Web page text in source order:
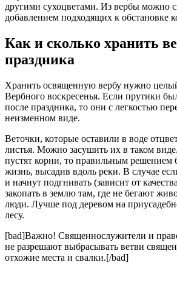
другими сухоцветами. Из вербы можно
добавлением подходящих к обстановке
Как и сколько хранить
праздника
Хранить освященную вербу нужно
Вербного воскресенья. Если прутики
после праздника, то они с легкостью
неизменном виде.
Веточки, которые оставили в воде
листья. Можно засушить их в таком
пустят корни, то правильным решением
жизнь, высадив вдоль реки. В случае
и начнут подгнивать (зависит от
закопать в землю там, где не бегают
люди. Лучше под деревом на
лесу.
[bad]Важно! Священнослужители и
не разрешают выбрасывать ветви
отхожие места и свалки.[/bad]